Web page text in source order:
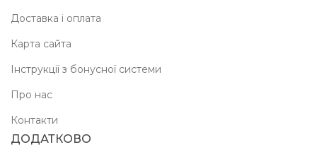
Доставка і оплата
Карта сайта
Інструкції з бонусної системи
Про нас
Контакти
ДОДАТКОВО